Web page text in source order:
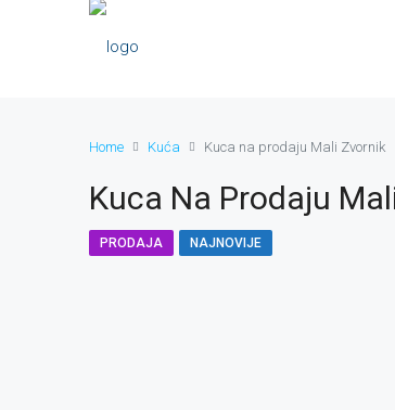
Home Kuća Kuca na prodaju Mali Zvornik
Kuca Na Prodaju
PRODAJA NAJNOVIJE